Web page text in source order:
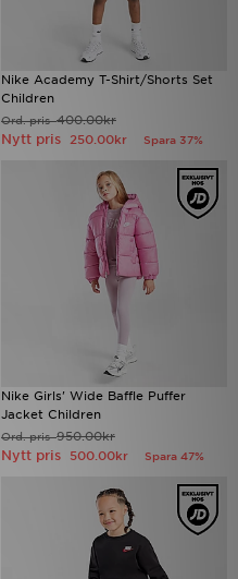
Nike Academy T-Shirt/Shorts Set
Children
Ord. pris400.00kr
Nytt pris 250.00kr Spara 37%
Nike Girls' Wide Baffle Puffer
Jacket Children
Ord. pris950.00kr
Nytt pris 500.00kr Spara 47%